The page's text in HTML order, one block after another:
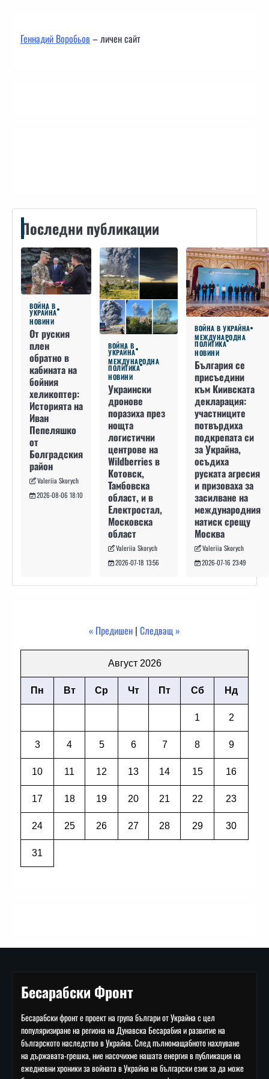
Геннадий Воробьов– личен сайт
Последни публикации
ВОЙНА В
УКРАЙНА
НОВИНИ
От руския
плен
обратно в
кабината на
бойния
хеликоптер:
Историята на
Иван
Пепеляшко
от
Болградския
район
Valeriia Skorych
2026-08-06 18:10
ВОЙНА В
УКРАЙНА
МЕЖДУНАРОДНА
ПОЛИТИКА
НОВИНИ
Украински
дронове
поразиха през
нощта
логистични
центрове на
Wildberries в
Котовск,
Тамбовска
област, и в
Електростал,
Московска
област
Valeriia Skorych
2026-07-18 13:56
ВОЙНА В УКРАЙНА
МЕЖДУНАРОДНА
ПОЛИТИКА
НОВИНИ
България се
присъедини
към Киивската
декларация:
участниците
потвърдиха
подкрепата си
за Украйна,
осъдиха
руската агресия
и призоваха за
засилване на
международния
натиск срещу
Москва
Valeriia Skorych
2026-07-16 23:49
« Предишен | Следващ »
Август 2026
Пн Вт Ср Чт Пт Сб Нд
1 2
3 4 5 6 7 8 9
10 11 12 13 14 15 16
17 18 19 20 21 22 23
24 25 26 27 28 29 30
31
Бесарабски Фронт
Бесарабски фронт е проект на група българи от Украйна с цел
популяризиране на региона на Дунавска Бесарабия и развитие на
българското наследство в Украйна. След пълномащабното нахлуване
на държавата-грешка, ние насочихме нашата енергия в публикация на
ежедневни хроники за войната в Украйна на български език за да може